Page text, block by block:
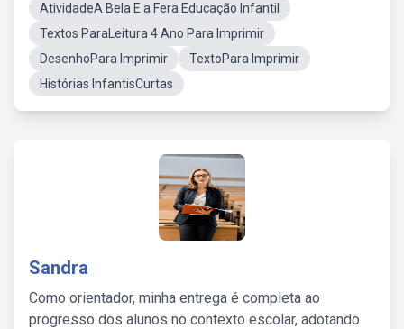
AtividadeA Bela E a Fera Educação Infantil
Textos ParaLeitura 4 Ano Para Imprimir
DesenhoPara Imprimir
TextoPara Imprimir
Histórias InfantisCurtas
Sandra
Como orientador, minha entrega é completa ao
progresso dos alunos no contexto escolar, adotando